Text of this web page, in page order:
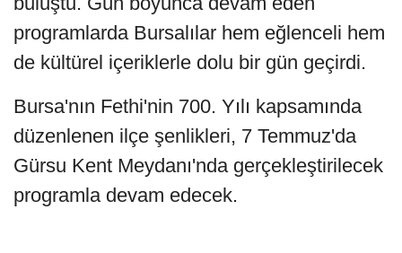
programlarda Bursalılar hem eğlenceli hem
de kültürel içeriklerle dolu bir gün geçirdi.
Bursa'nın Fethi'nin 700. Yılı kapsamında
düzenlenen ilçe şenlikleri, 7 Temmuz'da
Gürsu Kent Meydanı'nda gerçekleştirilecek
programla devam edecek.